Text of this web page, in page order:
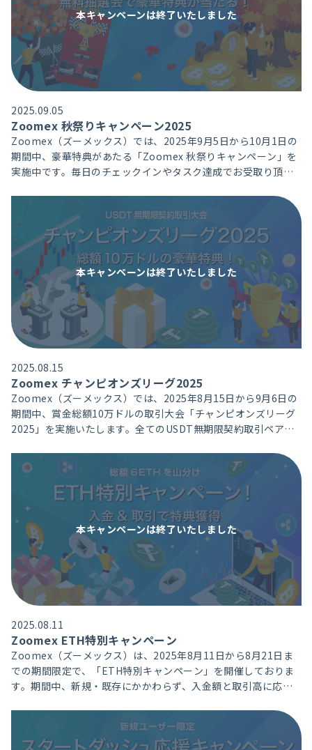
本キャンペーンは終了いたしました
2025.09.05
Zoomex 秋祭りキャンペーン2025
Zoomex（ズーメックス）では、2025年9月5日から10月1日の
期間中、豪華特典があたる「Zoomex 秋祭りキャンペーン」を
実施中です。毎日のチェックインやタスク達成でお受取り頂け
BTCがあたるチャンスもございます。
本キャンペーンは終了いたしました
2025.08.15
Zoomex チャンピオンズリーグ2025
Zoomex（ズーメックス）では、2025年8月15日から9月6日の
期間中、賞金総額10万ドルの取引大会「チャンピオンズリーグ
2025」を実施いたします。全てのUSDT無期限契約取引ペアを
の豪華特典をプレゼントいたします。
本キャンペーンは終了いたしました
2025.08.11
Zoomex ETH特別キャンペーン
Zoomex（ズーメックス）は、2025年8月11日から8月21日ま
での期間限定で、「ETH特別キャンペーン」を開催しておりま
す。期間中、新規・既存にかかわらず、入金額と取引高に応じ